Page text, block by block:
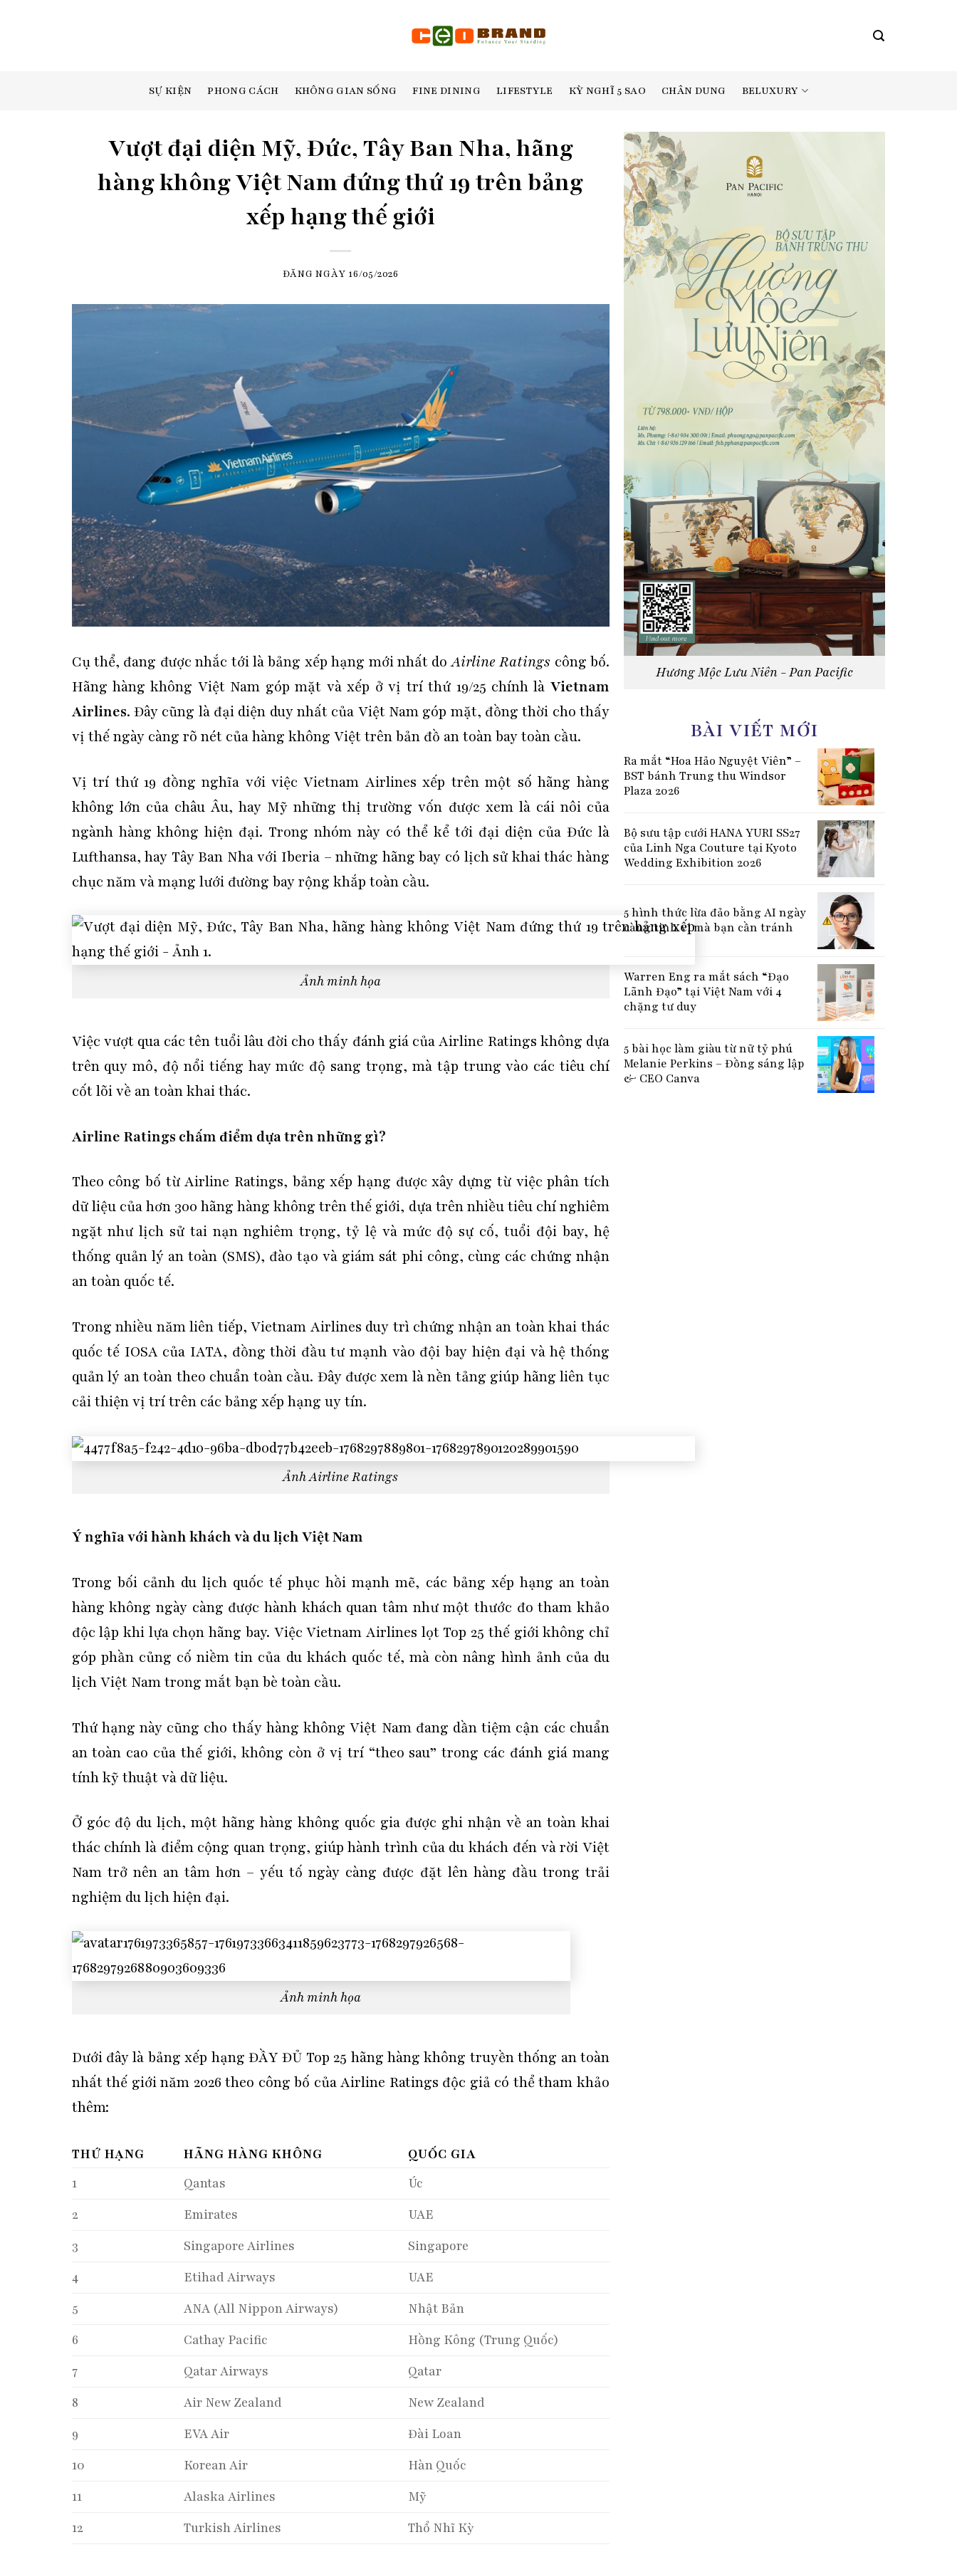
SỰ KIỆN PHONG CÁCH KHÔNG GIAN SỐNG FINE DINING LIFESTYLE KỲ NGHĨ 5 SAO CHÂN DUNG BELUXURY
Vượt đại diện Mỹ, Đức, Tây Ban Nha, hãng
hàng không Việt Nam đứng thứ 19 trên bảng
xếp hạng thế giới
ĐĂNG NGÀY 16/05/2026
Cụ thể, đang được nhắc tới là bảng xếp hạng mới nhất doAirline Ratings công bố.
Hãng hàng không Việt Nam góp mặt và xếp ở vị trí thứ 19/25 chính là Vietnam
Airlines. Đây cũng là đại diện duy nhất của Việt Nam góp mặt, đồng thời cho thấy
vị thế ngày càng rõ nét của hàng không Việt trên bản đồ an toàn bay toàn cầu.
Vị trí thứ 19 đồng nghĩa với việc Vietnam Airlines xếp trên một số hãng hàng
không lớn của châu Âu, hay Mỹ những thị trường vốn được xem là cái nôi của
ngành hàng không hiện đại. Trong nhóm này có thể kể tới đại diện của Đức là
Lufthansa, hay Tây Ban Nha với Iberia – những hãng bay có lịch sử khai thác hàng
chục năm và mạng lưới đường bay rộng khắp toàn cầu.
Ảnh minh họa
Việc vượt qua các tên tuổi lâu đời cho thấy đánh giá của Airline Ratings không dựa
trên quy mô, độ nổi tiếng hay mức độ sang trọng, mà tập trung vào các tiêu chí
cốt lõi về an toàn khai thác.
Airline Ratings chấm điểm dựa trên những gì?
Theo công bố từ Airline Ratings, bảng xếp hạng được xây dựng từ việc phân tích
dữ liệu của hơn 300 hãng hàng không trên thế giới, dựa trên nhiều tiêu chí nghiêm
ngặt như lịch sử tai nạn nghiêm trọng, tỷ lệ và mức độ sự cố, tuổi đội bay, hệ
thống quản lý an toàn (SMS), đào tạo và giám sát phi công, cùng các chứng nhận
an toàn quốc tế.
Trong nhiều năm liên tiếp, Vietnam Airlines duy trì chứng nhận an toàn khai thác
quốc tế IOSA của IATA, đồng thời đầu tư mạnh vào đội bay hiện đại và hệ thống
quản lý an toàn theo chuẩn toàn cầu. Đây được xem là nền tảng giúp hãng liên tục
cải thiện vị trí trên các bảng xếp hạng uy tín.
Ảnh Airline Ratings
Ý nghĩa với hành khách và du lịch Việt Nam
Trong bối cảnh du lịch quốc tế phục hồi mạnh mẽ, các bảng xếp hạng an toàn
hàng không ngày càng được hành khách quan tâm như một thước đo tham khảo
độc lập khi lựa chọn hãng bay. Việc Vietnam Airlines lọt Top 25 thế giới không chỉ
góp phần củng cố niềm tin của du khách quốc tế, mà còn nâng hình ảnh của du
lịch Việt Nam trong mắt bạn bè toàn cầu.
Thứ hạng này cũng cho thấy hàng không Việt Nam đang dần tiệm cận các chuẩn
an toàn cao của thế giới, không còn ở vị trí “theo sau” trong các đánh giá mang
tính kỹ thuật và dữ liệu.
Ở góc độ du lịch, một hãng hàng không quốc gia được ghi nhận về an toàn khai
thác chính là điểm cộng quan trọng, giúp hành trình của du khách đến và rời Việt
Nam trở nên an tâm hơn – yếu tố ngày càng được đặt lên hàng đầu trong trải
nghiệm du lịch hiện đại.
Ảnh minh họa
Dưới đây là bảng xếp hạng ĐẦY ĐỦ Top 25 hãng hàng không truyền thống an toàn
nhất thế giới năm 2026 theo công bố của Airline Ratings độc giả có thể tham khảo
thêm:
THỨ HẠNG HÃNG HÀNG KHÔNG
QUỐC GIA
1
Qantas
Úc
2
Emirates
UAE
3
Singapore Airlines
Singapore
4
Etihad Airways
UAE
5
ANA (All Nippon Airways)
Nhật Bản
6
Cathay Pacific
Hồng Kông (Trung Quốc)
7
Qatar Airways
Qatar
8
Air New Zealand
New Zealand
9
EVA Air
Đài Loan
10
Korean Air
Hàn Quốc
11
Alaska Airlines
Mỹ
12
Turkish Airlines
Thổ Nhĩ Kỳ
Hương Mộc Lưu Niên - Pan Pacific
BÀI VIẾT MỚI
Ra mắt “Hoa Hảo Nguyệt Viên” –
BST bánh Trung thu Windsor
Plaza 2026
Bộ sưu tập cưới HANA YURI SS27
của Linh Nga Couture tại Kyoto
Wedding Exhibition 2026
5 hình thức lừa đảo bằng AI ngày
càng tinh vi mà bạn cần tránh
Warren Eng ra mắt sách “Đạo
Lãnh Đạo” tại Việt Nam với 4
chặng tư duy
5 bài học làm giàu từ nữ tỷ phú
Melanie Perkins – Đồng sáng lập
& CEO Canva